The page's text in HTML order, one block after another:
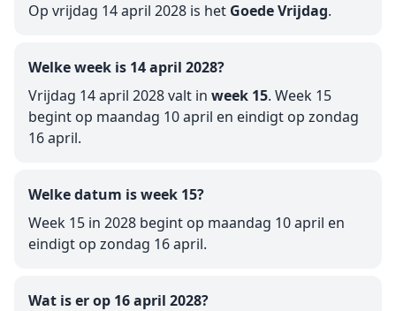
Op vrijdag 14 april 2028 is het Goede Vrijdag.
Welke week is 14 april 2028?
Vrijdag 14 april 2028 valt in week 15. Week 15
begint op maandag 10 april en eindigt op zondag
16 april.
Welke datum is week 15?
Week 15 in 2028 begint op maandag 10 april en
eindigt op zondag 16 april.
Wat is er op 16 april 2028?